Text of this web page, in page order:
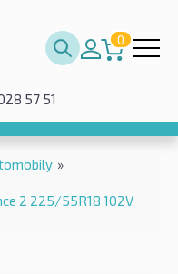
0
57 51
»
2 225/55R18 102V